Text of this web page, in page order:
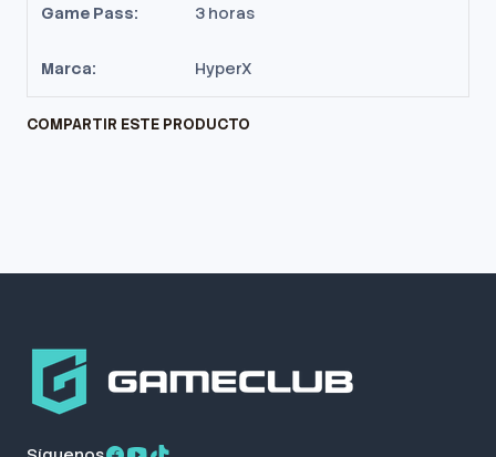
Game Pass: 3 horas
Marca: HyperX
COMPARTIR ESTE PRODUCTO